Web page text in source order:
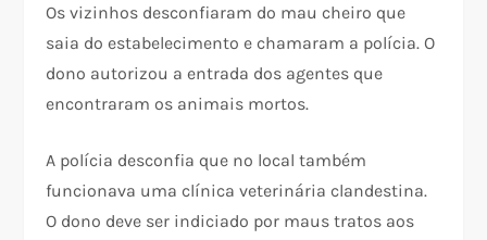
Os vizinhos desconfiaram do mau cheiro que
saia do estabelecimento e chamaram a polícia. O
dono autorizou a entrada dos agentes que
encontraram os animais mortos.
A polícia desconfia que no local também
funcionava uma clínica veterinária clandestina.
O dono deve ser indiciado por maus tratos aos